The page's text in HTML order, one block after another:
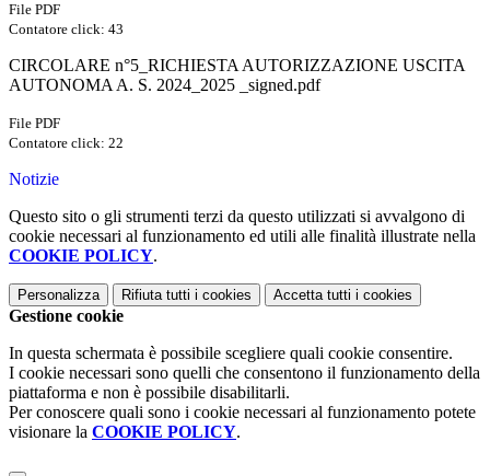
File PDF
Contatore click: 43
CIRCOLARE n°5_RICHIESTA AUTORIZZAZIONE USCITA
AUTONOMA A. S. 2024_2025 _signed.pdf
File PDF
Contatore click: 22
Notizie
Questo sito o gli strumenti terzi da questo utilizzati si avvalgono di
cookie necessari al funzionamento ed utili alle finalità illustrate nella
COOKIE POLICY.
Personalizza Rifiuta tutti i cookies Accetta tutti i cookies
Gestione cookie
In questa schermata è possibile scegliere quali cookie consentire.
I cookie necessari sono quelli che consentono il funzionamento della
piattaforma e non è possibile disabilitarli.
Per conoscere quali sono i cookie necessari al funzionamento potete
visionare la COOKIE POLICY.